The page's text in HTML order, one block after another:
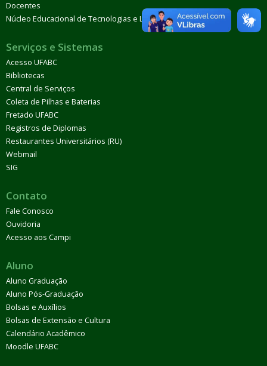
Docentes
Núcleo Educacional de Tecnologias e Línguas (Netel)
Serviços e Sistemas
Acesso UFABC
Bibliotecas
Central de Serviços
Coleta de Pilhas e Baterias
Fretado UFABC
Registros de Diplomas
Restaurantes Universitários (RU)
Webmail
SIG
Contato
Fale Conosco
Ouvidoria
Acesso aos Campi
Aluno
Aluno Graduação
Aluno Pós-Graduação
Bolsas e Auxílios
Bolsas de Extensão e Cultura
Calendário Acadêmico
Moodle UFABC